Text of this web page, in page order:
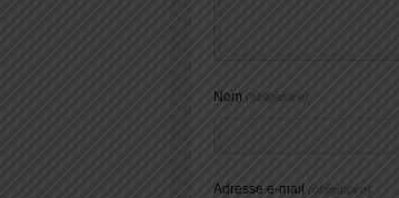
Nom (obligatoire)
Adresse e-mail (obligatoire)